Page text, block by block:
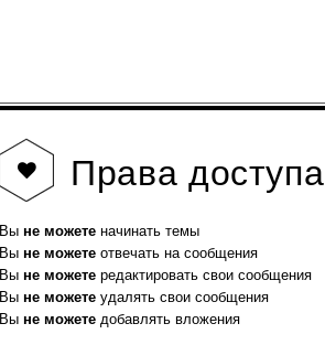
Права доступа
Вы не можете начинать темы
Вы не можете отвечать на сообщения
Вы не можете редактировать свои сообщения
Вы не можете удалять свои сообщения
Вы не можете добавлять вложения